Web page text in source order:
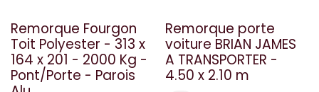
Double portes battantes
Garde-boue plastique fixé
en 3 points sur le châssis
Tête d'attelage freinée
KNOTT + Antivol
Support de prise
automatique
Trappes intégrées pour
rampes
Roue jockey de série
Feux 6 fonctions protégés
dans la traverse arrière
Remorque Fourgon
Toit Polyester - 313 x
164 x 201 - 2000 Kg -
Pont/Porte - Parois
Remorque porte
voiture BRIAN JAMES
A TRANSPORTER -
4.50 x 2.10 m